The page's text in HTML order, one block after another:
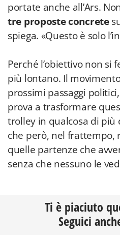
portate anche all’Ars.
tre proposte concrete
spiega. «Questo è solo
Perché l’obiettivo non si
più lontano. Il
prossimi passaggi
prova a trasformare
trolley in qualcosa di più
che però, nel frattempo,
quelle partenze che
senza che nessuno le
Ti è piaciuto
Seguici